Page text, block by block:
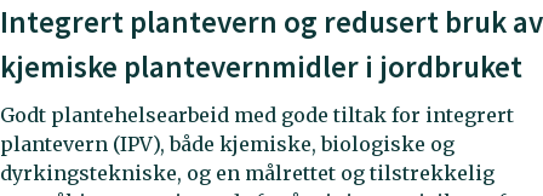
Integrert plantevern og redusert bruk av
kjemiske plantevernmidler i jordbruket
Godt plantehelsearbeid med gode tiltak for integrert
plantevern (IPV), både kjemiske, biologiske og
dyrkingstekniske, og en målrettet og tilstrekkelig